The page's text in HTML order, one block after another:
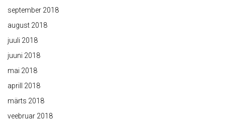
september 2018
august 2018
juuli 2018
juuni 2018
mai 2018
aprill 2018
märts 2018
veebruar 2018